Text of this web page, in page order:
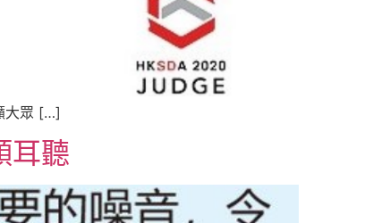
大眾 […]
耳聽